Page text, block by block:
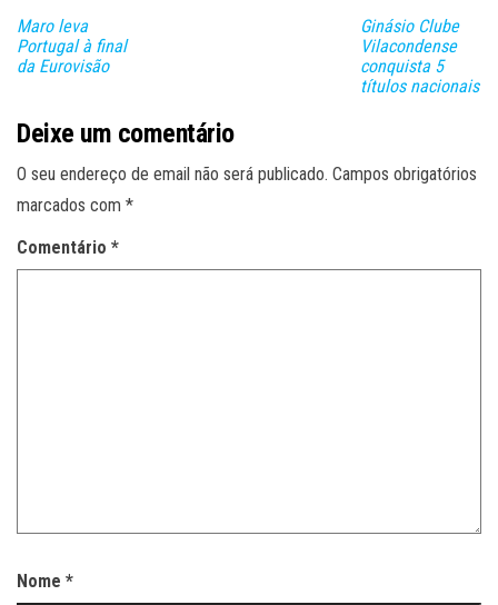
Maro leva
Portugal à final
da Eurovisão
Ginásio Clube
Vilacondense
conquista 5
títulos nacionais
Deixe um comentário
O seu endereço de email não será publicado. Campos obrigatórios
marcados com *
Comentário *
Nome *